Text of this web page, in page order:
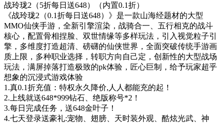
战玲珑2（5折每日送648）（内置0.1折）
《战玲珑2（0.1折每日送648）》是一款山海经题材的大型
MMO仙侠手游，全新引擎渲染，战骑合一、五行相克的战斗
核心，配置骨相捏脸、双世情缘等多样玩法，引入视觉粒子引
擎，多维度打造超清、磅礴的仙侠世界，全面突破传统手游画
质上限，多种职业选择，转职方向自己定，创新性的大型战场
玩法，满屏掉落打造极致的pk体验，匠心巨制，给予玩家超乎
想象的沉浸式游戏体验
1.真0.1折充值：特权永久降价,人人都能充的起！
2.上线就送648*999钻石、绝版称号*2！
3.每日完成任务，送648金叶子！
4.七天登录送豪礼:宠物、翅膀、天时装外观、酷炫光武、神